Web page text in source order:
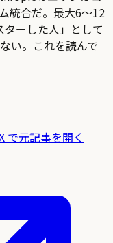
統合だ。最大6〜12
ーした人」として
い。これを読んで
で元記事を開く